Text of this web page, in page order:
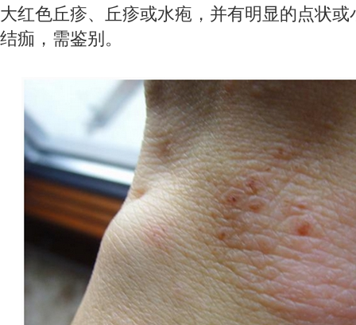
大红色丘疹、丘疹或水疱，并有明显的点状
结痂，需鉴别。